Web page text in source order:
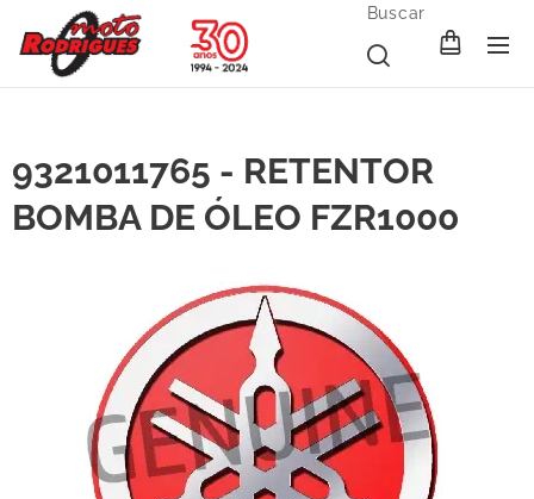
Buscar
9321011765 - RETENTOR
BOMBA DE ÓLEO FZR1000